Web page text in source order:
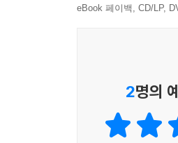
eBook 페이백, CD/LP,
2명의